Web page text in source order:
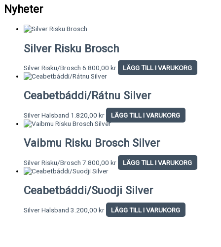
Nyheter
Silver Risku Brosch
Silver Risku/Brosch 6.800,00 kr LÄGG TILL I VARUKORG
Ceabetbáddi/Rátnu Silver
Silver Halsband 1.820,00 kr LÄGG TILL I VARUKORG
Vaibmu Risku Brosch Silver
Silver Risku/Brosch 7.800,00 kr LÄGG TILL I VARUKORG
Ceabetbáddi/Suodji Silver
Silver Halsband 3.200,00 kr LÄGG TILL I VARUKORG